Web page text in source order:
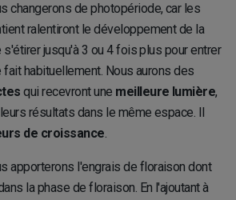
changerons de photopériode, car les
ralentiront le développement de la
s'étirer jusqu'à 3 ou 4 fois plus pour entrer
habituellement. Nous aurons des
qui recevront une meilleure lumière,
résultats dans le même espace. Il
de croissance.
apporterons l'engrais de floraison dont
la phase de floraison. En l'ajoutant à